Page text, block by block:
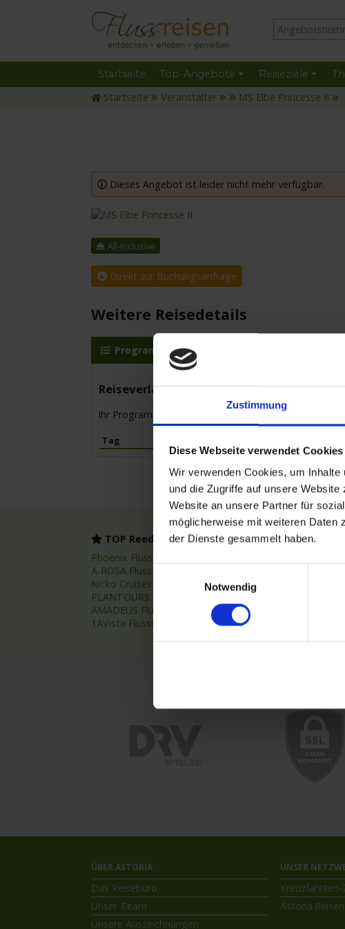
Zustimmung
Diese Webseite verwendet Cookies
Wir verwenden Cookies, um
und die Zugriffe auf unsere
Website an unsere Partner für
möglicherweise mit weiteren Daten
der Dienste gesammelt haben.
Einwilligungsauswahl
Notwendig
Startseite Top-Angebote Reiseziele
Startseite Veranstalter MS Elbe Princesse II
Dieses Angebot ist leider nicht mehr verfügbar.
mit der MS Elbe Princesse II
All-Inclusive
Direkt zur Buchungsanfrage
Weitere Reisedetails
Programm
Reiseverlauf
Ihr Programm für die Kreuzfahrt vom 08.07.2026 bis
Tag
TOP Reedereien
Phoenix Flussreisen
A-ROSA Flussschiff GmbH
Nicko Cruises Flussreisen
PLANTOURS Kreuzfahrten
AMADEUS Flusskreuzfahrten
1AVista Flussreisen
TOP
Flussreise
ÜBER ASTORIA
Das Reisebüro
Unser Team
Unsere Auszeichnungen
UNSER
Astoria.Reisen